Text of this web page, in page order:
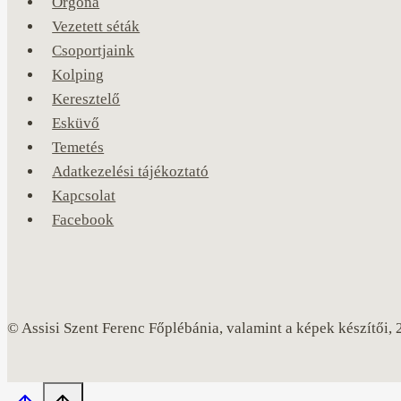
Vezetett séták
Csoportjaink
Kolping
Keresztelő
Esküvő
Temetés
Adatkezelési tájékoztató
Kapcsolat
Facebook
© Assisi Szent Ferenc Főplébánia, valamint a képek készítői,